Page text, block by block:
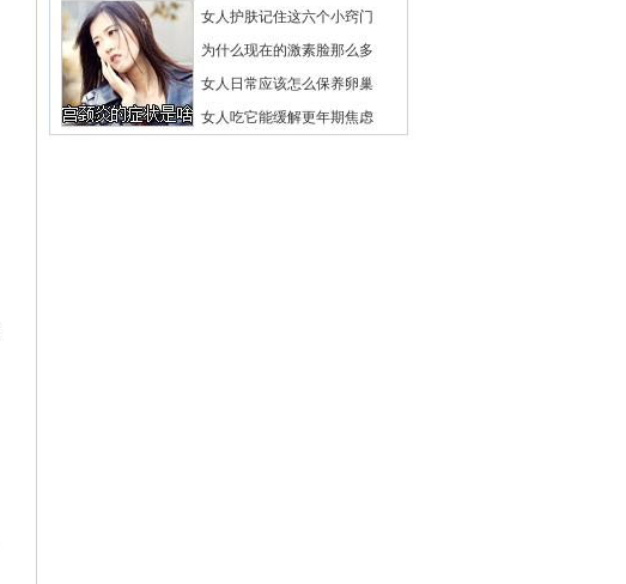
女人护肤记住这六个小窍门
为什么现在的激素脸那么多
女人日常应该怎么保养卵巢
女人吃它能缓解更年期焦虑